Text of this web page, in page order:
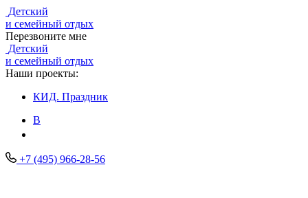
Детский
и семейный отдых
Перезвоните мне
Детский
и семейный отдых
Наши проекты:
КИД. Праздник
В
+7 (495) 966-28-56